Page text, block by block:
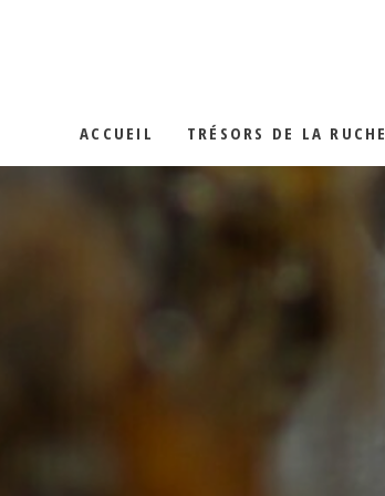
ACCUEIL TRÉSORS DE LA RUCHE